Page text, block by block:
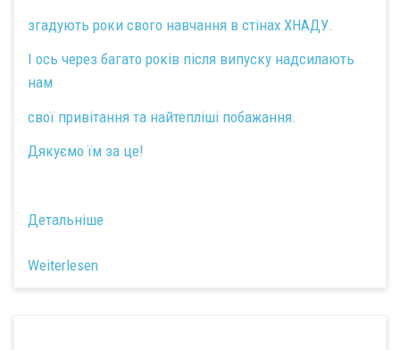
згадують роки свого навчання в стінах ХНАДУ.
І ось через багато років після випуску надсилають
нам
свої привітання та найтепліші побажання.
Дякуємо їм за це!
Детальніше
Weiterlesen